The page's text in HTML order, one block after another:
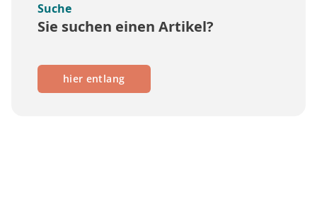
Suche
Sie suchen einen Artikel?
hier entlang